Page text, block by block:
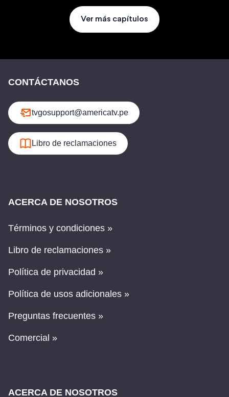
Ver más capítulos
CONTÁCTANOS
tvgosupport@americatv.pe
Libro de reclamaciones
ACERCA DE NOSOTROS
Términos y condiciones »
Libro de reclamaciones »
Política de privacidad »
Política de usos adicionales »
Preguntas frecuentes »
Comercial »
ACERCA DE NOSOTROS